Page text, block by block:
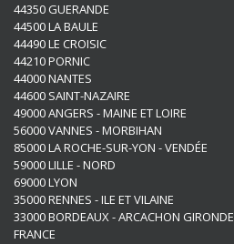
44350 GUERANDE
44500 LA BAULE
44490 LE CROISIC
44210 PORNIC
44000 NANTES
44600 SAINT-NAZAIRE
49000 ANGERS - MAINE ET LOIRE
56000 VANNES - MORBIHAN
85000 LA ROCHE-SUR-YON - VENDÉE
59000 LILLE - NORD
69000 LYON
35000 RENNES - ILE ET VILAINE
33000 BORDEAUX - ARCACHON GIRONDE
FRANCE